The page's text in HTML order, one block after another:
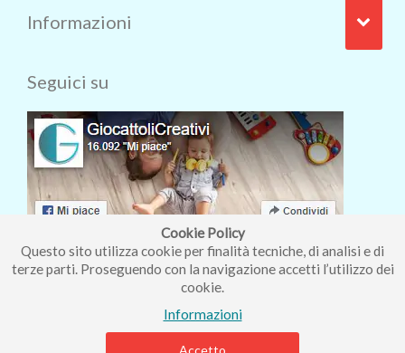
Cookie Policy
Questo sito utilizza cookie per finalità tecniche, di analisi e di
terze parti. Proseguendo con la navigazione accetti l’utilizzo dei
cookie.
Informazioni
Accetto
Informazioni
Seguici su
Iscriviti alla nostra newsletter